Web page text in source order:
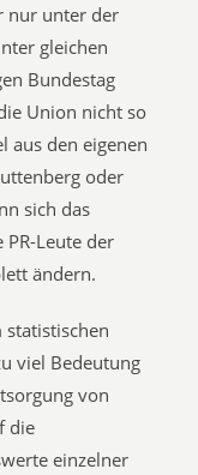
nur unter der
gleichen
Bundestag
Union nicht so
aus den eigenen
oder
sich das
Leute der
ändern.
statistischen
viel Bedeutung
von
die
einzelner